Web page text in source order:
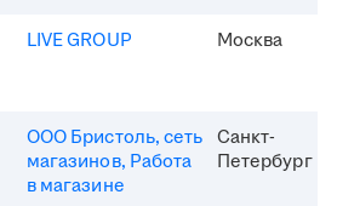
LIVE GROUP Москва
ООО Бристоль, сеть
магазинов, Работа
в магазине
Санкт-
Петербург